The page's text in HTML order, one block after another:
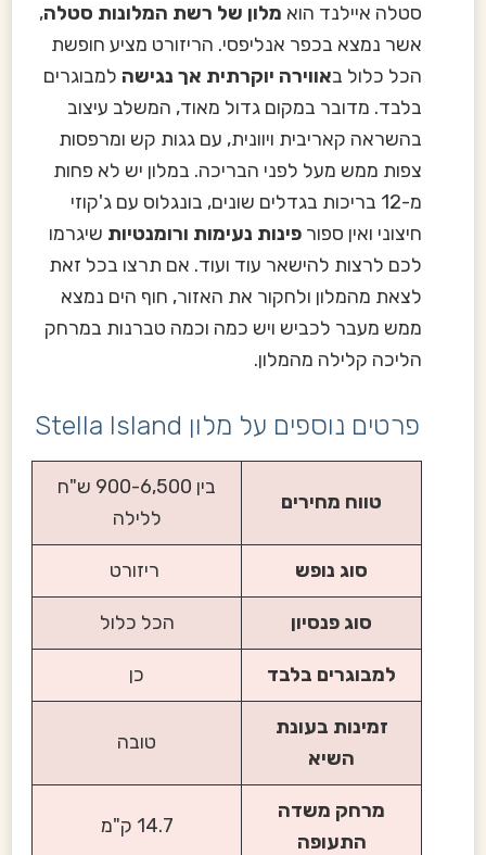
סטלה איילנד הוא מלון של רשת המלונות סטלה,
אשר נמצא בכפר אנליפסי. הריזורט מציע חופשת
הכל כלול באווירה יוקרתית אך נגישה למבוגרים
בלבד. מדובר במקום גדול מאוד, המשלב עיצוב
בהשראה קאריבית ויוונית, עם גגות קש ומרפסות
צפות ממש מעל לפני הבריכה. במלון יש לא פחות
מ-12 בריכות בגדלים שונים, בונגלוס עם ג'קוזי
חיצוני ואין ספור פינות נעימות ורומנטיות שיגרמו
לכם לרצות להישאר עוד ועוד. אם תרצו בכל זאת
לצאת מהמלון ולחקור את האזור, חוף הים נמצא
ממש מעבר לכביש ויש כמה וכמה טברנות במרחק
הליכה קלילה מהמלון.
פרטים נוספים על מלון Stella Island
טווח מחירים
בין 900-6,500 ש"ח
ללילה
סוג נופש ריזורט
סוג פנסיון הכל כלול
למבוגרים בלבד כן
זמינות בעונת
השיא
טובה
מרחק משדה
התעופה
14.7 ק"מ